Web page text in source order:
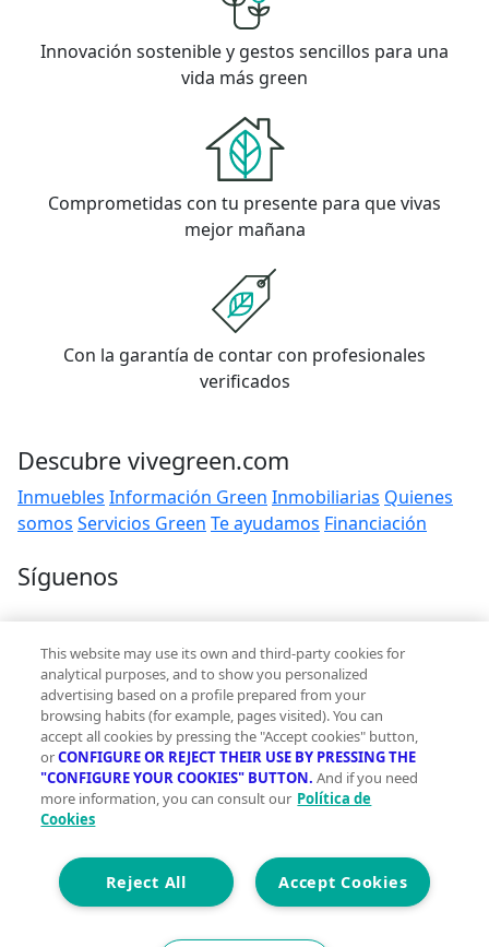
Innovación sostenible y gestos sencillos para una
vida más green
Comprometidas con tu presente para que vivas
mejor mañana
Con la garantía de contar con profesionales
verificados
Descubre vivegreen.com
Inmuebles Información Green Inmobiliarias Quienes
somos Servicios Green Te ayudamos Financiación
Síguenos
Contacto
hola@vivegreen.com
Aviso Legal
Condiciones de uso
Politica de privacidad
Política de cookies
Accesibilidad
This website may use its own and third-party cookies for
analytical purposes, and to show you personalized
advertising based on a profile prepared from your
browsing habits (for example, pages visited). You can
accept all cookies by pressing the "Accept cookies" button,
orCONFIGURE OR REJECT THEIR USE BY PRESSING THE
"CONFIGURE YOUR COOKIES" BUTTON. And if you need
more information, you can consult our Política de
Cookies
Accept Cookies
Reject All